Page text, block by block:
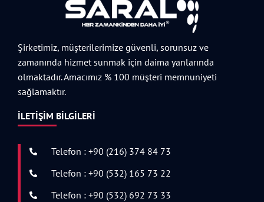
Şirketimiz, müşterilerimize güvenli, sorunsuz ve
zamanında hizmet sunmak için daima yanlarında
olmaktadır. Amacımız % 100 müşteri memnuniyeti
sağlamaktır.
İLETIŞIM BILGILERI
Telefon : +90 (216) 374 84 73
Telefon : +90 (532) 165 73 22
Telefon : +90 (532) 692 73 33